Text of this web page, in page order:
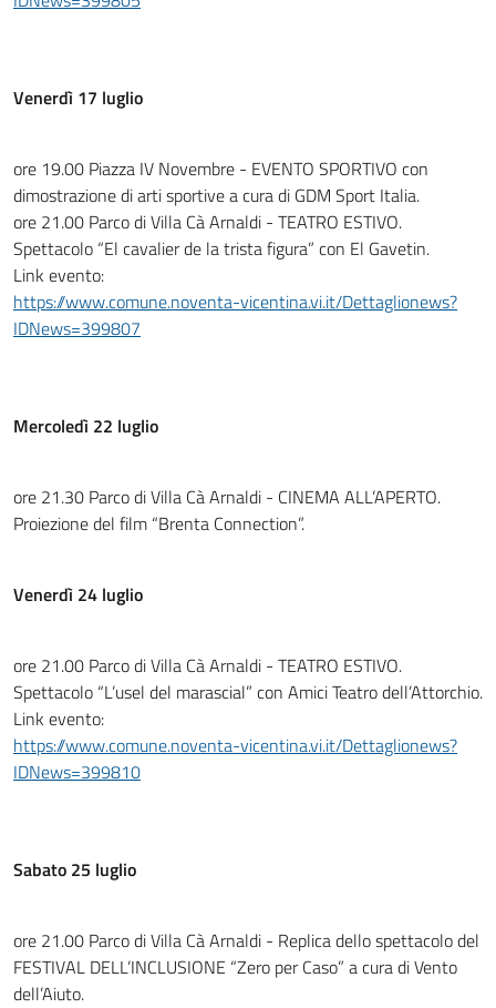
Venerdì 17 luglio
ore 19.00 Piazza IV Novembre - EVENTO SPORTIVO con
dimostrazione di arti sportive a cura di GDM Sport Italia.
ore 21.00 Parco di Villa Cà Arnaldi - TEATRO ESTIVO.
Spettacolo “El cavalier de la trista figura” con El Gavetin.
Link evento:
https://www.comune.noventa-vicentina.vi.it/Dettaglionews?
IDNews=399807
Mercoledì 22 luglio
ore 21.30 Parco di Villa Cà Arnaldi - CINEMA ALL’APERTO.
Proiezione del film “Brenta Connection”.
Venerdì 24 luglio
ore 21.00 Parco di Villa Cà Arnaldi - TEATRO ESTIVO.
Spettacolo “L’usel del marascial” con Amici Teatro dell’Attorchio.
Link evento:
https://www.comune.noventa-vicentina.vi.it/Dettaglionews?
IDNews=399810
Sabato 25 luglio
ore 21.00 Parco di Villa Cà Arnaldi - Replica dello spettacolo del
FESTIVAL DELL’INCLUSIONE “Zero per Caso” a cura di Vento
dell’Aiuto.